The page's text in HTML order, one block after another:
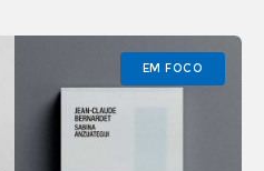
EM FOCO